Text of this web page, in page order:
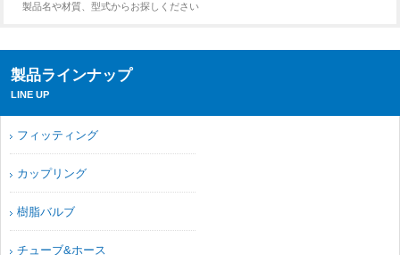
製品名や材質、型式からお探しください
製品ラインナップ
LINE UP
フィッティング
カップリング
樹脂バルブ
チューブ&ホース